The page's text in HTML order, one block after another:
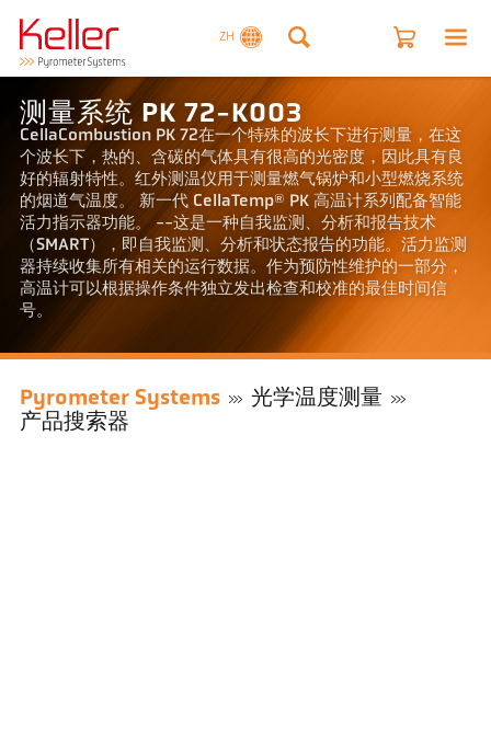
ZH
测量系统 PK 72-K003
CellaCombustion PK 72在一个特殊的波长下进行测量，在这
个波长下，热的、含碳的气体具有很高的光密度，因此具有良
好的辐射特性。红外测温仪用于测量燃气锅炉和小型燃烧系统
的烟道气温度。 新一代 CellaTemp® PK 高温计系列配备智能
活力指示器功能。 --这是一种自我监测、分析和报告技术
（SMART），即自我监测、分析和状态报告的功能。活力监测
器持续收集所有相关的运行数据。作为预防性维护的一部分，
高温计可以根据操作条件独立发出检查和校准的最佳时间信
号。
Pyrometer Systems
光学温度测量
产品搜索器